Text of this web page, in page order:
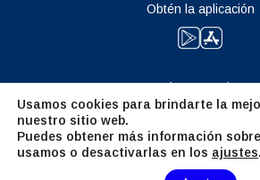
Obtén la aplicación
Manténganse al
Usamos cookies para brindarte la
nuestro sitio web.
Puedes obtener más información
usamos o desactivarlas en los ajustes.